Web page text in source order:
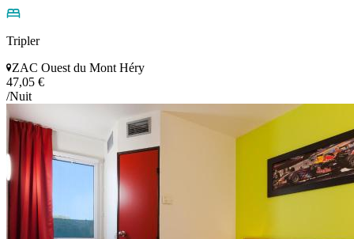
Tripler
ZAC Ouest du Mont Héry
47,05 €
/Nuit